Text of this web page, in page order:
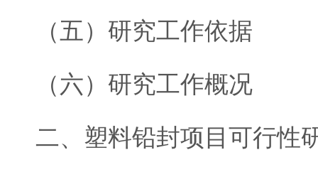
（五）研究工作依据
（六）研究工作概况
二、塑料铅封项目可行性